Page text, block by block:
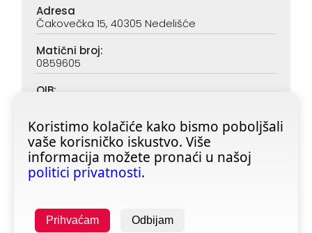
Koristimo kolačiće kako bismo poboljšali
vaše korisničko iskustvo. Više
informacija možete pronaći u našoj
politici privatnosti.
Prihvaćam Odbijam
Adresa
Čakovečka 15, 40305 Nedelišće
Matični broj:
0859605
OIB:
IBAN (PBZ):
HR6923400091116020362
IBAN (ZABA):
HR4623600001101728355
Copyright © 2025 All rights reserved -